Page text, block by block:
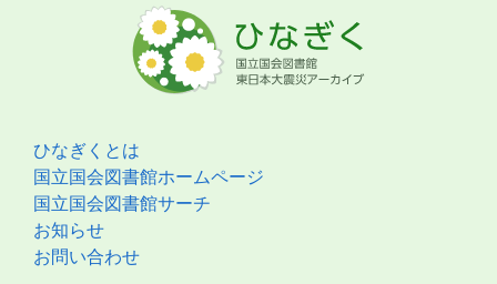
ひなぎくとは
国立国会図書館ホームページ
国立国会図書館サーチ
お知らせ
お問い合わせ